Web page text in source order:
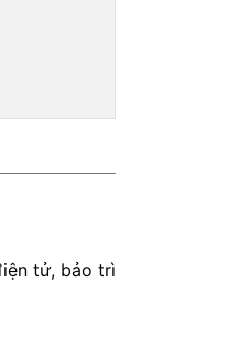
tử, bảo trì